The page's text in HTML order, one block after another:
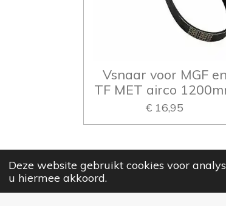
Deze website gebruikt cookies voor
u hiermee akkoord.
Vsnaar voor MGF en
TF MET airco
€ 16,95